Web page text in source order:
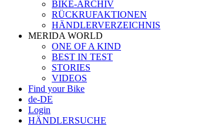
BIKE-ARCHIV
RÜCKRUFAKTIONEN
HÄNDLERVERZEICHNIS
MERIDA WORLD
ONE OF A KIND
BEST IN TEST
STORIES
VIDEOS
Find your Bike
de-DE
Login
HÄNDLERSUCHE